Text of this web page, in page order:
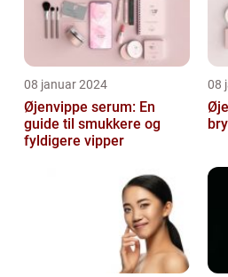
08 januar 2024
Øjenvippe serum: En
guide til smukkere og
fyldigere vipper
08